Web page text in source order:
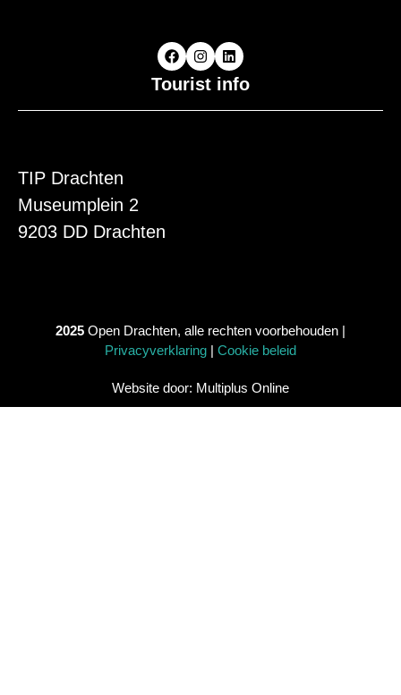
Tourist info
TIP Drachten
Museumplein 2
9203 DD Drachten
2025 Open Drachten, alle rechten voorbehouden |
Privacyverklaring | Cookie beleid
Website door: Multiplus Online